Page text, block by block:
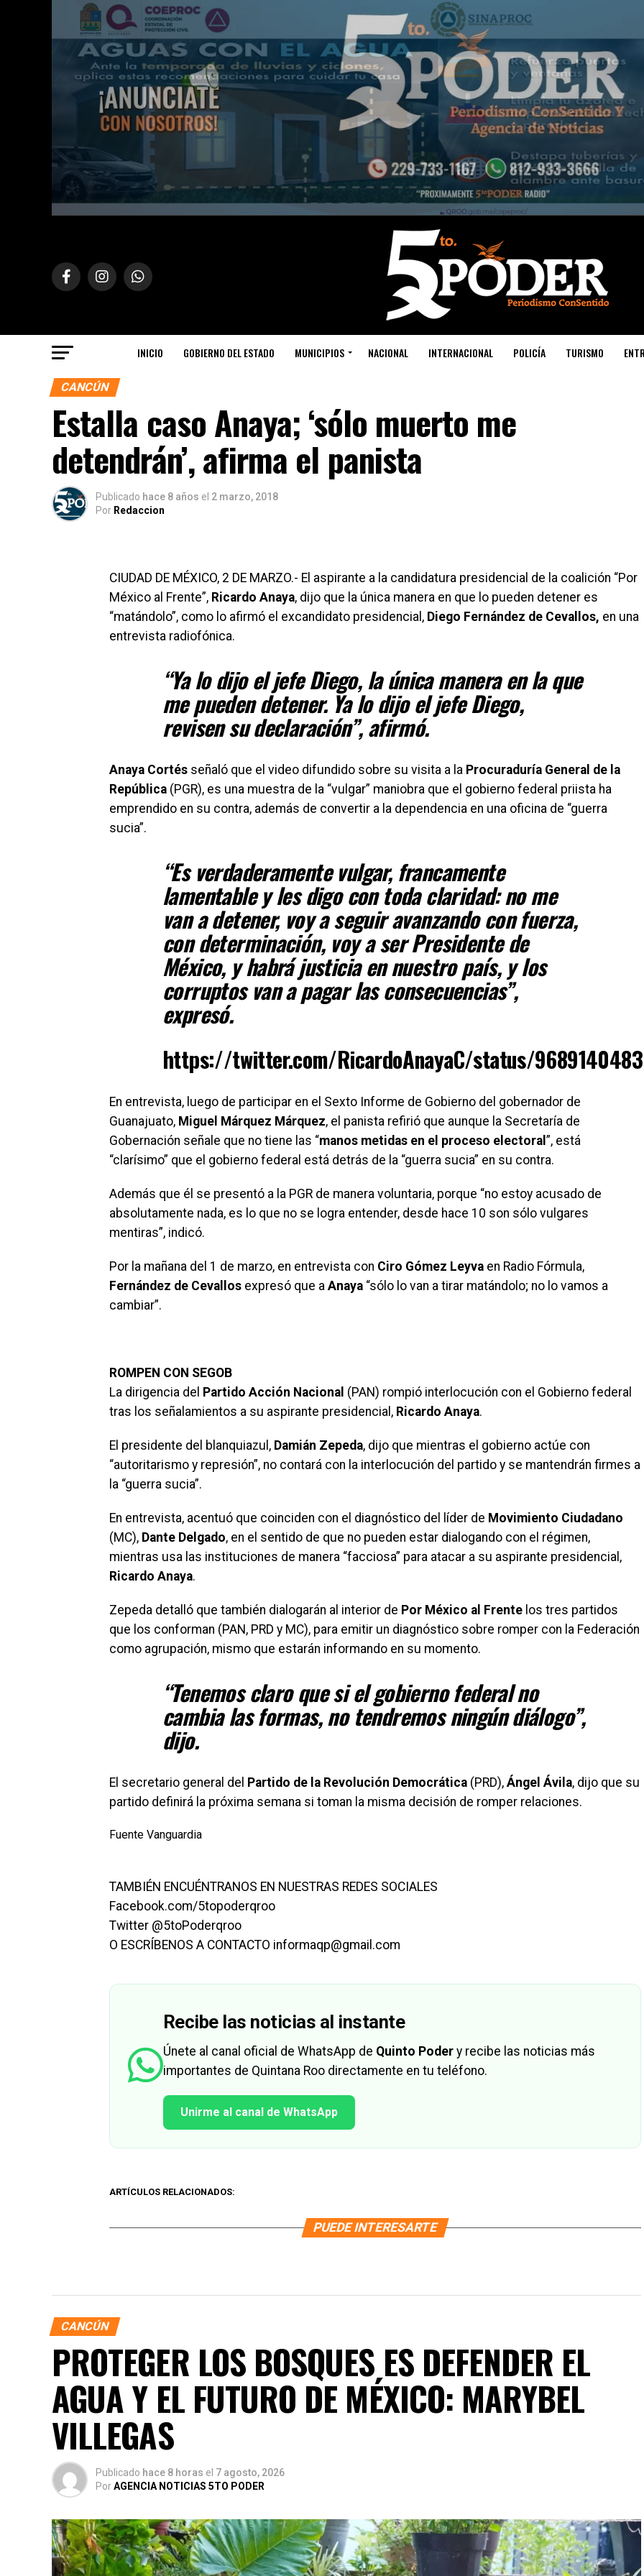
INICIO GOBIERNO DEL ESTADO MUNICIPIOS NACIONAL INTERNACIONAL POLICÍA TURISMO
CANCÚN
Estalla caso Anaya; ‘sólo muerto me
detendrán’, afirma el panista
Publicado hace 8 años el 2 marzo, 2018
Por Redaccion
CIUDAD DE MÉXICO, 2 DE MARZO.- El aspirante a la candidatura presidencial de la coalición “Por
México al Frente”, Ricardo Anaya, dijo que la única manera en que lo pueden detener es
“matándolo”, como lo afirmó el excandidato presidencial, Diego Fernández de Cevallos, en una
entrevista radiofónica.
“Ya lo dijo el jefe Diego, la única manera en la que
me pueden detener. Ya lo dijo el jefe Diego,
revisen su declaración”, afirmó.
Anaya Cortés señaló que el video difundido sobre su visita a la Procuraduría General de la
República (PGR), es una muestra de la “vulgar” maniobra que el gobierno federal priista ha
emprendido en su contra, además de convertir a la dependencia en una oficina de “guerra
sucia”.
“Es verdaderamente vulgar, francamente
lamentable y les digo con toda claridad: no me
van a detener, voy a seguir avanzando con fuerza,
con determinación, voy a ser Presidente de
México, y habrá justicia en nuestro país, y los
corruptos van a pagar las consecuencias”,
expresó.
https://twitter.com/RicardoAnayaC/status/
En entrevista, luego de participar en el Sexto Informe de Gobierno del gobernador de
Guanajuato, Miguel Márquez Márquez, el panista refirió que aunque la Secretaría de
Gobernación señale que no tiene las “manos metidas en el proceso electoral ”, está
“clarísimo” que el gobierno federal está detrás de la “guerra sucia” en su contra.
Además que él se presentó a la PGR de manera voluntaria, porque “no estoy acusado de
absolutamente nada, es lo que no se logra entender, desde hace 10 son sólo vulgares
mentiras”, indicó.
Por la mañana del 1 de marzo, en entrevista con Ciro Gómez Leyva en Radio Fórmula,
Fernández de Cevallos expresó que a Anaya “sólo lo van a tirar matándolo; no lo vamos a
cambiar”.
ROMPEN CON SEGOB
La dirigencia del Partido Acción Nacional (PAN) rompió interlocución con el Gobierno federal
tras los señalamientos a su aspirante presidencial, Ricardo Anaya.
El presidente del blanquiazul, Damián Zepeda, dijo que mientras el gobierno actúe con
“autoritarismo y represión”, no contará con la interlocución del partido y se mantendrán firmes a
la “guerra sucia”.
En entrevista, acentuó que coinciden con el diagnóstico del líder de Movimiento Ciudadano
(MC), Dante Delgado, en el sentido de que no pueden estar dialogando con el régimen,
mientras usa las instituciones de manera “facciosa” para atacar a su aspirante presidencial,
Ricardo Anaya.
Zepeda detalló que también dialogarán al interior de Por México al Frente los tres partidos
que los conforman (PAN, PRD y MC), para emitir un diagnóstico sobre romper con la Federación
como agrupación, mismo que estarán informando en su momento.
“Tenemos claro que si el gobierno federal no
cambia las formas, no tendremos ningún diálogo”,
dijo.
El secretario general del Partido de la Revolución Democrática (PRD), Ángel Ávila, dijo que su
partido definirá la próxima semana si toman la misma decisión de romper relaciones.
Fuente Vanguardia
TAMBIÉN ENCUÉNTRANOS EN NUESTRAS REDES SOCIALES
Facebook.com/5topoderqroo
Twitter @5toPoderqroo
O ESCRÍBENOS A CONTACTO informaqp@gmail.com
Recibe las noticias al instante
Únete al canal oficial de WhatsApp de Quinto Poder y recibe las noticias más
importantes de Quintana Roo directamente en tu teléfono.
Unirme al canal de WhatsApp
ARTÍCULOS RELACIONADOS:
PUEDE INTERESARTE
CANCÚN
PROTEGER LOS BOSQUES ES DEFENDER EL
AGUA Y EL FUTURO DE MÉXICO: MARYBEL
VILLEGAS
Publicado hace 8 horas el 7 agosto, 2026
PorAGENCIA NOTICIAS 5TO PODER